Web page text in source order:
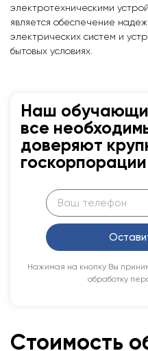
электротехническими
является обеспечение
электрических систем и
бытовых условиях.
Наш
все
доверяют
госкорпорации
Нажимая на кнопку Вы
обработку
Стоимость